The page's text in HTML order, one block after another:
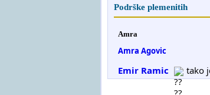
Podrške plemenitih
Amra
Amra Agovic
Emir Ramic tako